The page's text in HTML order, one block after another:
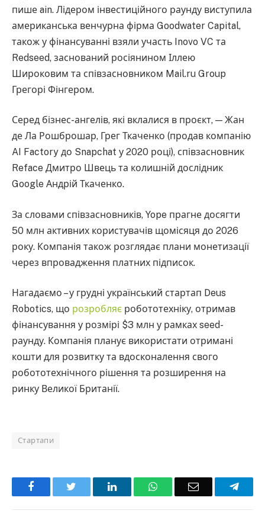
пише ain. Лідером інвестиційного раунду виступила
американська венчурна фірма Goodwater Capital,
також у фінансуванні взяли участь Inovo VC та
Redseed, заснований росіянином Іллею
Широковим та співзасновником Mail.ru Group
Грегорі Фінгером.
Серед бізнес-ангелів, які вклалися в проєкт, — Жан
де Ла Рошброшар, Грег Ткаченко (продав компанію
AI Factory до Snapchat у 2020 році), співзасновник
Reface Дмитро Швець та колишній дослідник
Google Андрій Ткаченко.
За словами співзасновників, Yope прагне досягти
50 млн активних користувачів щомісяця до 2026
року. Компанія також розглядає плани монетизації
через впровадження платних підписок.
Нагадаємо – у грудні український стартап Deus
Robotics, що розробляє робототехніку, отримав
фінансування у розмірі $3 млн у рамках seed-
раунду. Компанія планує використати отримані
кошти для розвитку та вдосконалення свого
робототехнічного рішення та розширення на
ринку Великої Британії.
Стартапи
Facebook LinkedInWhatsAppEmail